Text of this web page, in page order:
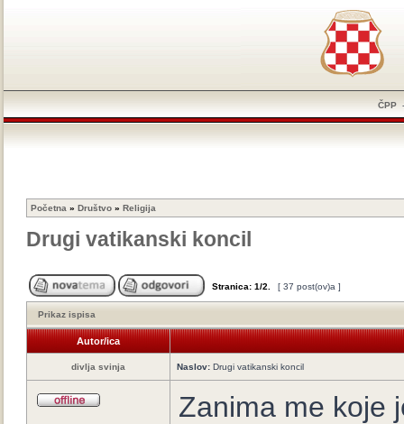
ČPP
Početna » Društvo » Religija
Drugi vatikanski koncil
Stranica: 1/2 [ 37 post(ov)a ]
Prikaz ispisa
Autor/ica
divlja svinja Naslov: Drugi vatikanski koncil
Zanima me koje